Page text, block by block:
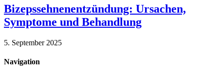
Bizepssehnenentzündung: Ursachen,
Symptome und Behandlung
5. September 2025
Navigation